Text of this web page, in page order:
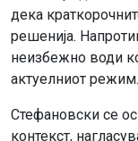
дека
решенија.
неизбежно води
актуелниот режим.
Стефановски се
контекст,